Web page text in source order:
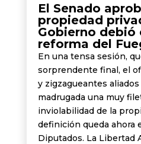
El Senado
propiedad
Gobierno debió
reforma del
En una tensa sesión,
sorprendente final, el
y zigzagueantes
madrugada una muy
inviolabilidad de la
definición queda ahora
Diputados. La Libertad